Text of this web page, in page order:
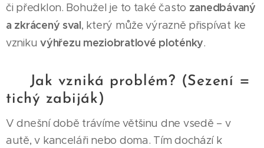
či předklon. Bohužel je to také často zanedbávaný
a zkrácený sval, který může výrazně přispívat ke
vznikuvýhřezu meziobratlové ploténky.
🪑 Jak vzniká problém? (Sezení =
tichý zabiják)
V dnešní době trávíme většinu dne vsedě – v
autě, v kanceláři nebo doma. Tím dochází k